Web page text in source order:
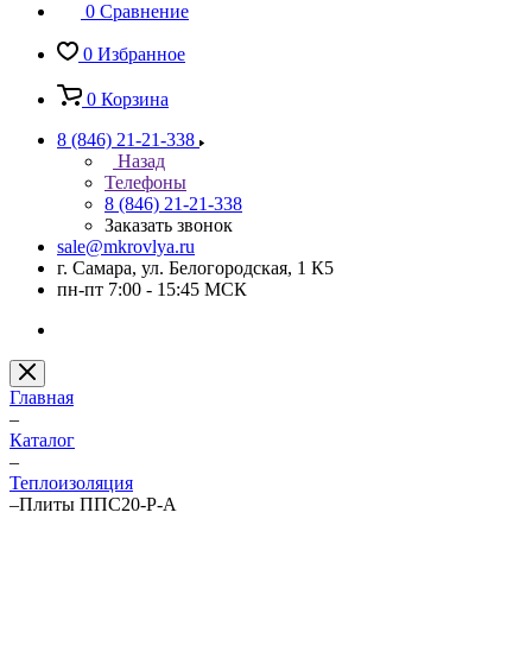
0 Сравнение
0 Избранное
0 Корзина
8 (846) 21-21-338
Назад
Телефоны
8 (846) 21-21-338
Заказать звонок
sale@mkrovlya.ru
г. Самара, ул. Белогородская, 1 К5
пн-пт 7:00 - 15:45 МСК
Главная
–
Каталог
–
Теплоизоляция
–Плиты ППС20-Р-А